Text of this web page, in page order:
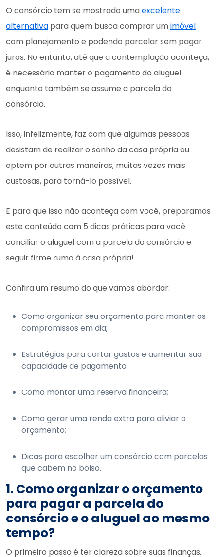
O consórcio tem se mostrado umaexcelente
alternativa para quem busca comprar umimóvel
com planejamento e podendo parcelar sem pagar
juros. No entanto, até que a contemplação aconteça,
é necessário manter o pagamento do aluguel
enquanto também se assume a parcela do
consórcio.
Isso, infelizmente, faz com que algumas pessoas
desistam de realizar o sonho da casa própria ou
optem por outras maneiras, muitas vezes mais
custosas, para torná-lo possível.
E para que isso não aconteça com você, preparamos
este conteúdo com 5 dicas práticas para você
conciliar o aluguel com a parcela do consórcio e
seguir firme rumo à casa própria!
Confira um resumo do que vamos abordar:
Como organizar seu orçamento para manter os
compromissos em dia;
Estratégias para cortar gastos e aumentar sua
capacidade de pagamento;
Como montar uma reserva financeira;
Como gerar uma renda extra para aliviar o
orçamento;
Dicas para escolher um consórcio com parcelas
que cabem no bolso.
1. Como organizar o orçamento
para pagar a parcela do
consórcio e o aluguel ao mesmo
tempo?
O primeiro passo é ter clareza sobre suas finanças.